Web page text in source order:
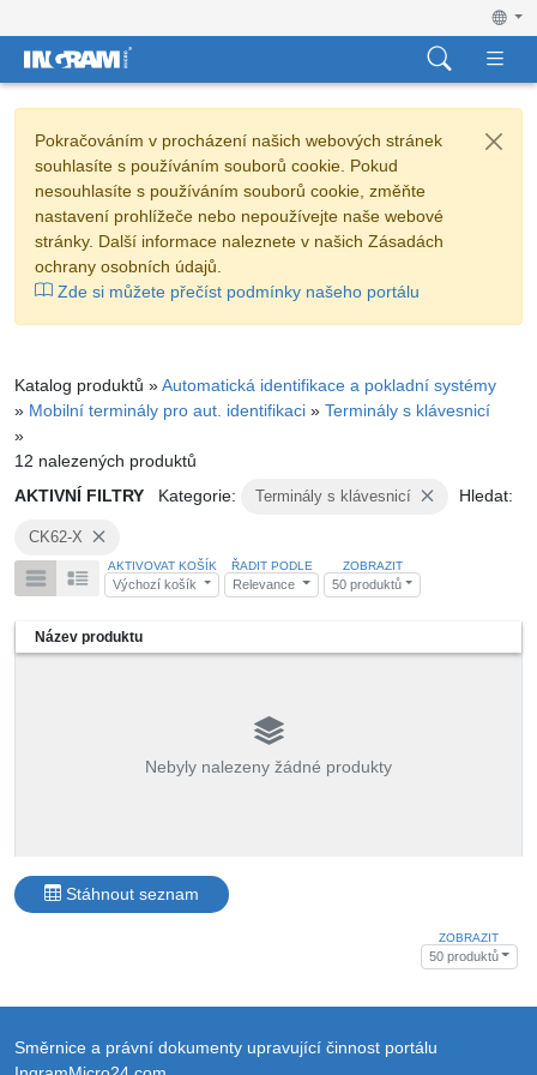
Pokračováním v procházení našich webových stránek
souhlasíte s používáním souborů cookie. Pokud
nesouhlasíte s používáním souborů cookie, změňte
nastavení prohlížeče nebo nepoužívejte naše webové
stránky. Další informace naleznete v našich Zásadách
ochrany osobních údajů.
Zde si můžete přečíst podmínky našeho portálu
Katalog produktů »Automatická identifikace a pokladní systémy
» Mobilní terminály pro aut. identifikaci » Terminály s klávesnicí
»
12 nalezených produktů
AKTIVNÍ FILTRY
Kategorie: Terminály s klávesnicí Hledat:
CK62-X
AKTIVOVAT KOŠÍK
Výchozí košík
ŘADIT PODLE
Relevance
ZOBRAZIT
50 produktů
Název produktu
Nebyly nalezeny žádné produkty
Stáhnout seznam
ZOBRAZIT
50 produktů
Směrnice a právní dokumenty upravující činnost portálu